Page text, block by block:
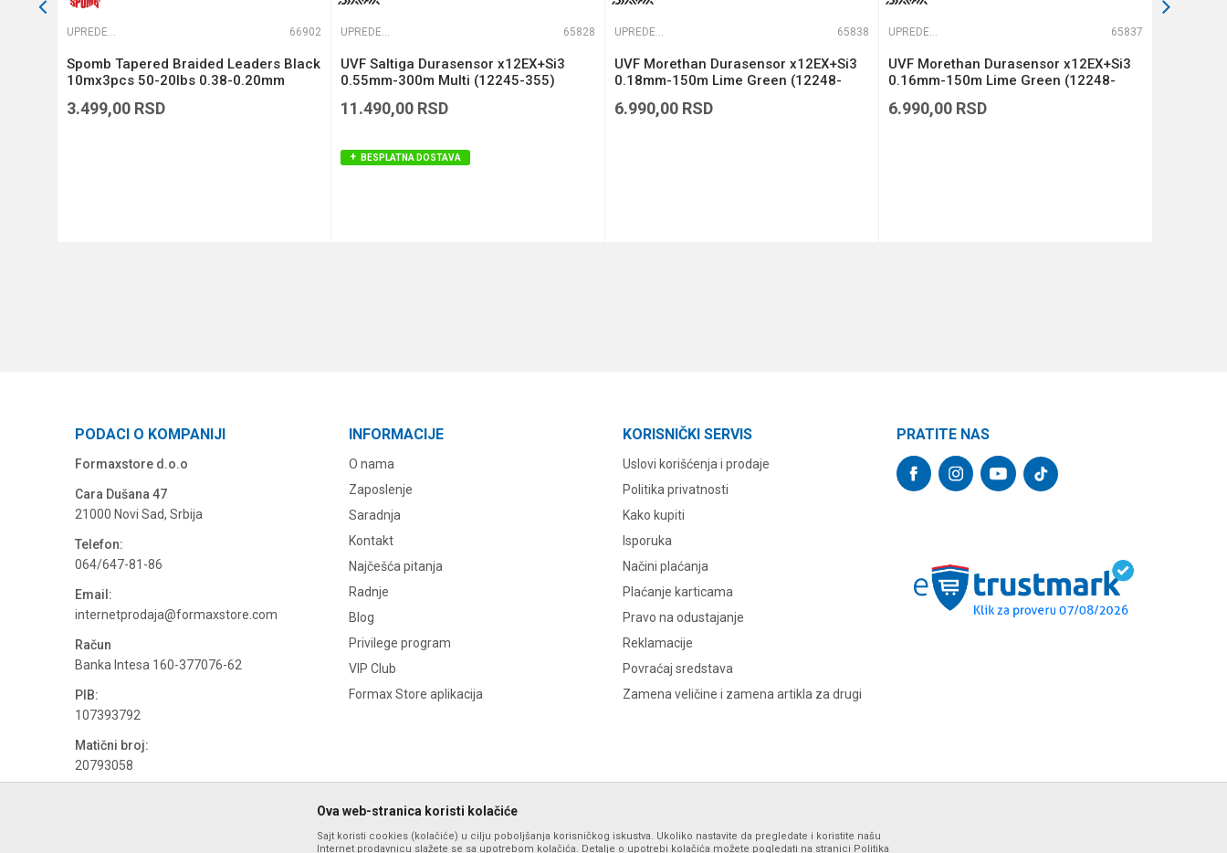
UPREDENE STRUNE 66902
Spomb Tapered Braided Leaders Black
10mx3pcs 50-20lbs 0.38-0.20mm
3.499,00 RSD
UPREDENE STRUNE 65828
UVF Saltiga Durasensor x12EX+Si3
0.55mm-300m Multi (12245-355)
11.490,00 RSD
BESPLATNA DOSTAVA
UPREDENE STRUNE 65838
UVF Morethan Durasensor x12EX+Si3
0.18mm-150m Lime Green (12248-
6.990,00 RSD
UPREDENE STRUNE 65837
UVF Morethan Durasensor x12EX+Si3
0.16mm-150m Lime Green (12248-
6.990,00 RSD
PODACI O KOMPANIJI
Formaxstore d.o.o
Cara Dušana 47
21000 Novi Sad, Srbija
Telefon:
064/647-81-86
Email:
internetprodaja@formaxstore.com
Račun
Banka Intesa 160-377076-62
PIB:
107393792
Matični broj:
20793058
INFORMACIJE
O nama
Zaposlenje
Saradnja
Kontakt
Najčešća pitanja
Radnje
Blog
Privilege program
VIP Club
Formax Store aplikacija
KORISNIČKI SERVIS
Uslovi korišćenja i prodaje
Politika privatnosti
Kako kupiti
Isporuka
Načini plaćanja
Plaćanje karticama
Pravo na odustajanje
Reklamacije
Povraćaj sredstava
Zamena veličine i zamena artikla za drugi
PRATITE NAS
Ova web-stranica koristi kolačiće
Sajt koristi cookies (kolačiće) u cilju poboljšanja korisničkog iskustva. Ukoliko nastavite da pregledate i koristite našu
Internet prodavnicu slažete se sa upotrebom kolačića. Detalje o upotrebi kolačića možete pogledati na stranici Politika